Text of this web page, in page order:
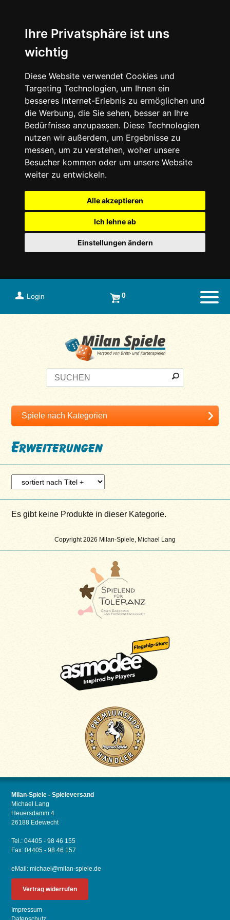
Ihre Privatsphäre ist uns
wichtig
Diese Website verwendet Cookies und
Targeting Technologien, um Ihnen ein
besseres Internet-Erlebnis zu ermöglichen und
die Werbung, die Sie sehen, besser an Ihre
Bedürfnisse anzupassen. Diese Technologien
nutzen wir außerdem, um Ergebnisse zu
messen, um zu verstehen, woher unsere
Besucher kommen oder um unsere Website
weiter zu entwickeln.
Alle akzeptieren
Ich lehne ab
Einstellungen ändern
Login 0
Copyright 2026 Milan-Spiele, Michael Lang
Erweiterungen
Es gibt keine Produkte in dieser Kategorie.
Milan-Spiele - Spieleversand
Michael Lang
Heuersdamm 4
26188 Edewecht
Tel.: 04405 - 98 46 155
Fax: 04405 - 98 46 157
eMail:michael@milan-spiele.de
Vertrag widerrufen
Impressum